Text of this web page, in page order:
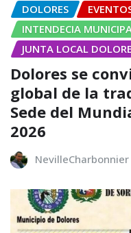
DOLORES
INTENDECIA
JUNTA LOCAL
Dolores se
global de la
Sede del
2026
NevilleCharbonnier